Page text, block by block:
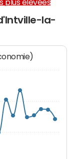
plus élevées
la-